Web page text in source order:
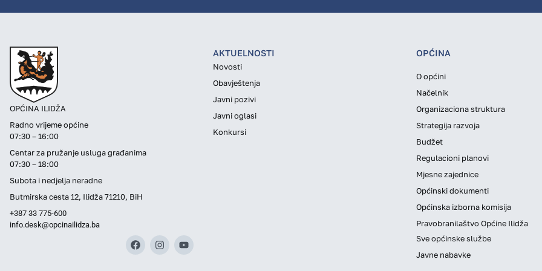
OPĆINA ILIDŽA
Radno vrijeme općine
07:30 – 16:00
Centar za pružanje usluga građanima
07:30 – 18:00
Subota i nedjelja neradne
Butmirska cesta 12, Ilidža 71210, BiH
+387 33 775-600
info.desk@opcinailidza.ba
AKTUELNOSTI
Novosti
Obavještenja
Javni pozivi
Javni oglasi
Konkursi
OPĆINA
O općini
Načelnik
Organizaciona struktura
Strategija razvoja
Budžet
Regulacioni planovi
Mjesne zajednice
Općinski dokumenti
Općinska izborna komisija
Pravobranilaštvo Općine Ilidža
Sve općinske službe
Javne nabavke